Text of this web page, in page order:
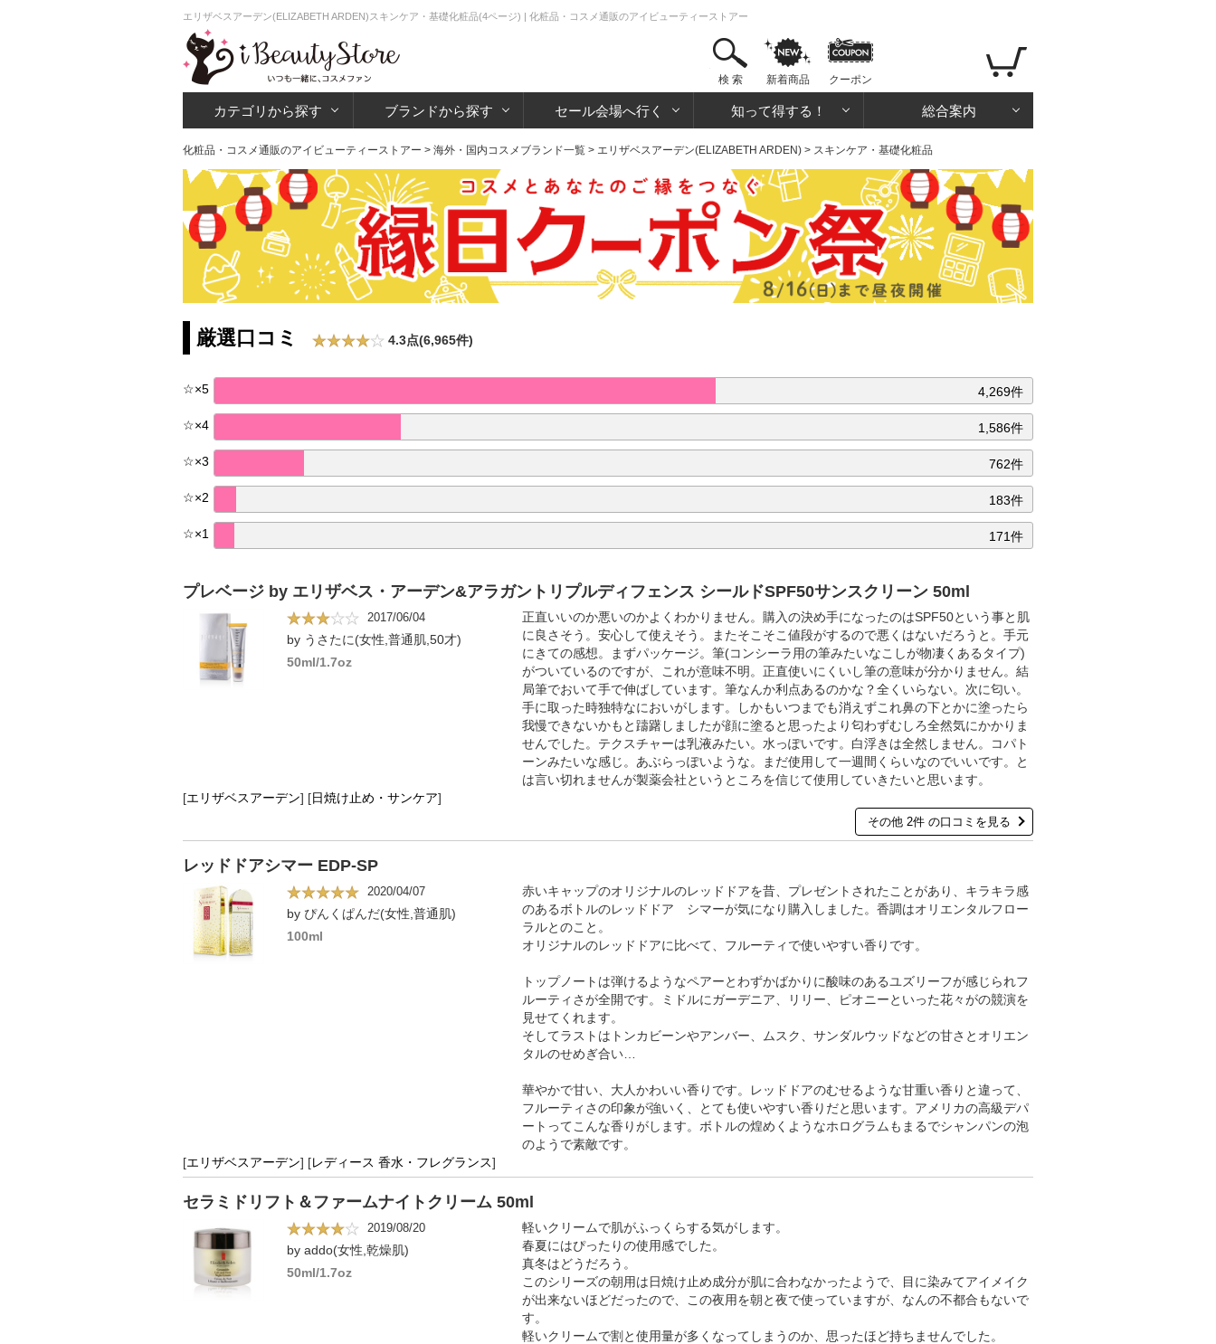
エリザベスアーデン(ELIZABETH ARDEN)スキンケア・基礎化粧品(4ページ) | 化粧品・コスメ通販のアイビューティーストアー
検 索 新着商品 クーポン
カテゴリから探す ブランドから探す セール会場へ行く 知って得する！ 総合案内
化粧品・コスメ通販のアイビューティーストアー > 海外・国内コスメブランド一覧 > エリザベスアーデン(ELIZABETH ARDEN) > スキンケア・基礎化粧品
厳選口コミ 4.3点(6,965件)
☆×5 4,269件
☆×4 1,586件
☆×3 762件
☆×2 183件
☆×1 171件
プレベージ by エリザベス・アーデン&アラガントリプルディフェンス シールドSPF50サンスクリーン 50ml
2017/06/04
by うさたに(女性,普通肌,50才)
50ml/1.7oz
正直いいのか悪いのかよくわかりません。購入の決め手になったのはSPF50という事と肌
に良さそう。安心して使えそう。またそこそこ値段がするので悪くはないだろうと。手元
にきての感想。まずパッケージ。筆(コンシーラ用の筆みたいなこしが物凄くあるタイプ)
がついているのですが、これが意味不明。正直使いにくいし筆の意味が分かりません。結
局筆でおいて手で伸ばしています。筆なんか利点あるのかな？全くいらない。次に匂い。
手に取った時独特なにおいがします。しかもいつまでも消えずこれ鼻の下とかに塗ったら
我慢できないかもと躊躇しましたが顔に塗ると思ったより匂わずむしろ全然気にかかりま
せんでした。テクスチャーは乳液みたい。水っぽいです。白浮きは全然しません。コパト
ーンみたいな感じ。あぶらっぽいような。まだ使用して一週間くらいなのでいいです。と
は言い切れませんが製薬会社というところを信じて使用していきたいと思います。
[エリザベスアーデン] [ 日焼け止め・サンケア]
その他 2件 の口コミを見る
レッドドアシマー EDP-SP
2020/04/07
by ぴんくぱんだ(女性,普通肌)
100ml
赤いキャップのオリジナルのレッドドアを昔、プレゼントされたことがあり、キラキラ感
のあるボトルのレッドドア シマーが気になり購入しました。香調はオリエンタルフロー
ラルとのこと。
オリジナルのレッドドアに比べて、フルーティで使いやすい香りです。
トップノートは弾けるようなペアーとわずかばかりに酸味のあるユズリーフが感じられフ
ルーティさが全開です。ミドルにガーデニア、リリー、ピオニーといった花々がの競演を
見せてくれます。
そしてラストはトンカビーンやアンバー、ムスク、サンダルウッドなどの甘さとオリエン
タルのせめぎ合い…
華やかで甘い、大人かわいい香りです。レッドドアのむせるような甘重い香りと違って、
フルーティさの印象が強いく、とても使いやすい香りだと思います。アメリカの高級デパ
ートってこんな香りがします。ボトルの煌めくようなホログラムもまるでシャンパンの泡
のようで素敵です。
[エリザベスアーデン] [レディース 香水・フレグランス]
セラミドリフト＆ファームナイトクリーム 50ml
2019/08/20
by addo(女性,乾燥肌)
50ml/1.7oz
軽いクリームで肌がふっくらする気がします。
春夏にはぴったりの使用感でした。
真冬はどうだろう。
このシリーズの朝用は日焼け止め成分が肌に合わなかったようで、目に染みてアイメイク
が出来ないほどだったので、この夜用を朝と夜で使っていますが、なんの不都合もないで
す。
軽いクリームで割と使用量が多くなってしまうのか、思ったほど持ちませんでした。